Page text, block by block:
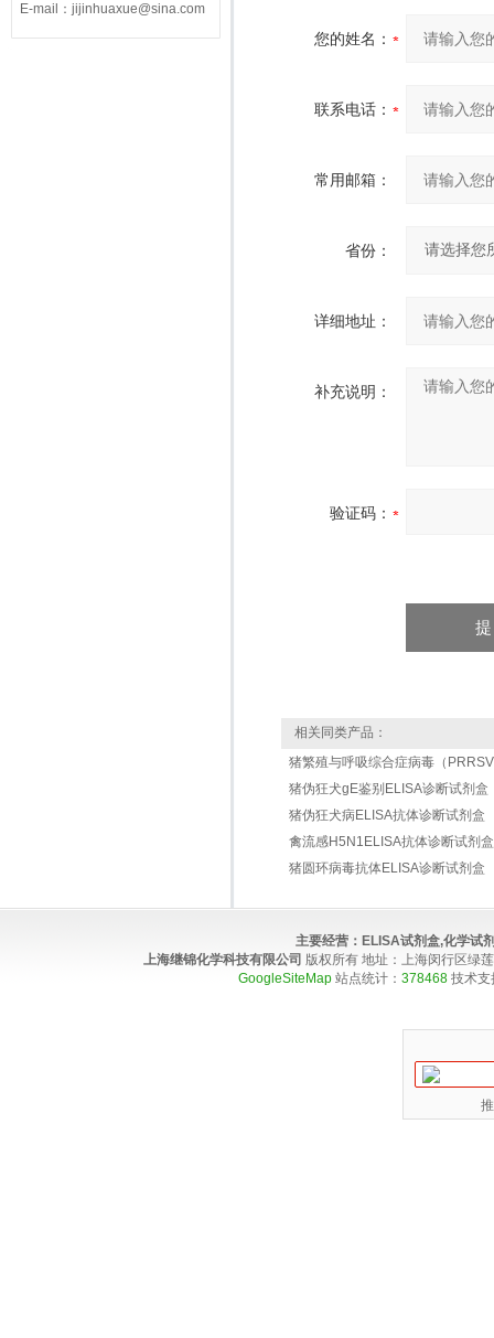
E-mail：jijinhuaxue@sina.com
您的姓名：
联系电话：
常用邮箱：
省份：
详细地址：
补充说明：
验证码：
相关同类产品：
猪繁殖与呼吸综合症病毒（
猪伪狂犬gE鉴别ELISA诊断试剂盒
猪伪狂犬病ELISA抗体诊断试剂盒
禽流感H5N1ELISA抗体诊断试剂盒
猪圆环病毒抗体ELISA诊断试剂盒
主要经营： ELISA试剂盒,化学试
上海继锦化学科技有限公司 版权所有 地址：上海闵行区绿
GoogleSiteMap 站点统计： 378468 技术支